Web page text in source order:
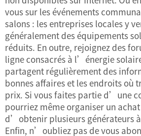
vous sur les événements
salons : les entreprises locales y
généralement des équipements
réduits. En outre, rejoignez des
ligne consacrés à l’énergie
partagent régulièrement des
bonnes affaires et les endroits où
prix. Si vous faites partie d’une
pourriez même organiser un
d’obtenir plusieurs générateurs
Enfin, n’oubliez pas de vous